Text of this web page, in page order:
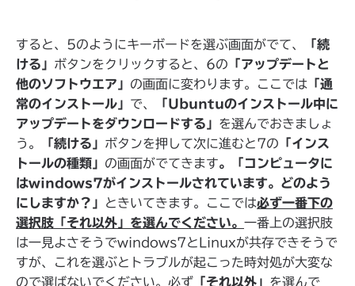
すると、5のようにキーボードを選ぶ画面がでて、
「続
ける」 ボタンをクリックすると、6の 「アップデートと
他のソフトウエア」 の画面に変わります。ここでは 「通
常のインストール」 で、
「Ubuntuのインストール中に
アップデートをダウンロードする」 を選んでおきましょ
う。
「続ける」 ボタンを押して次に進むと7の 「インス
トールの種類」 の画面がでてきます。「コンピュータに
はwindows7がインストールされています。どのよう
にしますか？」
ときいてきます。ここでは必ず一番下の
選択肢「それ以外」を選んでください。 一番上の選択肢
は一見よさそうでwindows7とLinuxが共存できそうで
すが、これを選ぶとトラブルが起こった時対処が大変な
ので選ばないでください。必ず 「それ以外」 を選んで